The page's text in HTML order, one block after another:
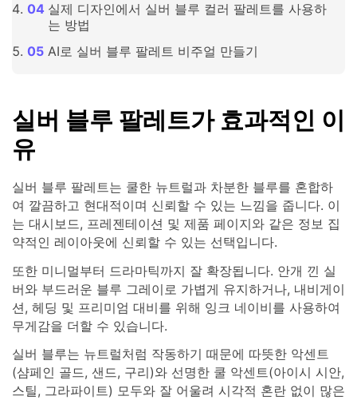
실제 디자인에서 실버 블루 컬러 팔레트를 사용하
는 방법
AI로 실버 블루 팔레트 비주얼 만들기
실버 블루 팔레트가 효과적인 이
유
실버 블루 팔레트는 쿨한 뉴트럴과 차분한 블루를 혼합하
여 깔끔하고 현대적이며 신뢰할 수 있는 느낌을 줍니다. 이
는 대시보드, 프레젠테이션 및 제품 페이지와 같은 정보 집
약적인 레이아웃에 신뢰할 수 있는 선택입니다.
또한 미니멀부터 드라마틱까지 잘 확장됩니다. 안개 낀 실
버와 부드러운 블루 그레이로 가볍게 유지하거나, 내비게이
션, 헤딩 및 프리미엄 대비를 위해 잉크 네이비를 사용하여
무게감을 더할 수 있습니다.
실버 블루는 뉴트럴처럼 작동하기 때문에 따뜻한 악센트
(샴페인 골드, 샌드, 구리)와 선명한 쿨 악센트(아이시 시안,
스틸, 그라파이트) 모두와 잘 어울려 시각적 혼란 없이 많은